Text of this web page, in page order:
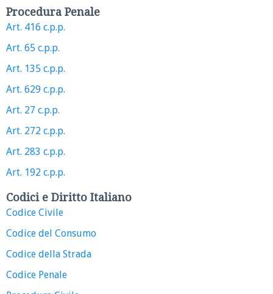
Procedura Penale
Art. 416 c.p.p.
Art. 65 c.p.p.
Art. 135 c.p.p.
Art. 629 c.p.p.
Art. 27 c.p.p.
Art. 272 c.p.p.
Art. 283 c.p.p.
Art. 192 c.p.p.
Codici e Diritto Italiano
Codice Civile
Codice del Consumo
Codice della Strada
Codice Penale